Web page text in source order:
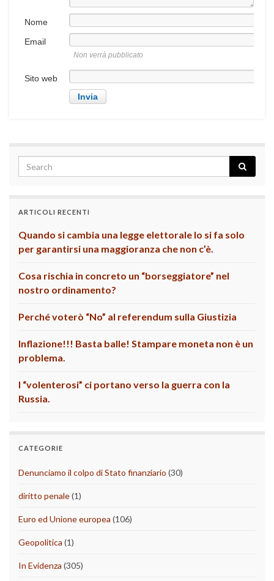
Nome
Email
Non verrà pubblicato
Sito web
ARTICOLI RECENTI
Quando si cambia una legge elettorale lo si fa solo
per garantirsi una maggioranza che non c’è.
Cosa rischia in concreto un “borseggiatore” nel
nostro ordinamento?
Perché voterò “No” al referendum sulla Giustizia
Inflazione!!! Basta balle! Stampare moneta non è un
problema.
I “volenterosi” ci portano verso la guerra con la
Russia.
CATEGORIE
Denunciamo il colpo di Stato finanziario (30)
diritto penale(1)
Euro ed Unione europea (106)
Geopolitica (1)
In Evidenza (305)